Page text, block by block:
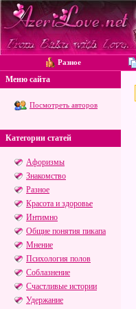
Разное
Меню сайта
Посмотреть авторов
Категории статей
Афоризмы
Знакомство
Разное
Красота и здоровье
Интимно
Общие понятия пикапа
Мнение
Психология полов
Соблазнение
Счастливые истории
Удержание